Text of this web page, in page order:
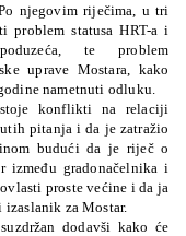
njegovim riječima, u tri
problem statusa HRT-a i
te problem
uprave Mostara, kako
nametnuti odluku.
konflikti na relaciji
pitanja i da je zatražio
budući da je riječ o
između gradonačelnika i
proste većine i da ja
za Mostar.
dodavši kako će